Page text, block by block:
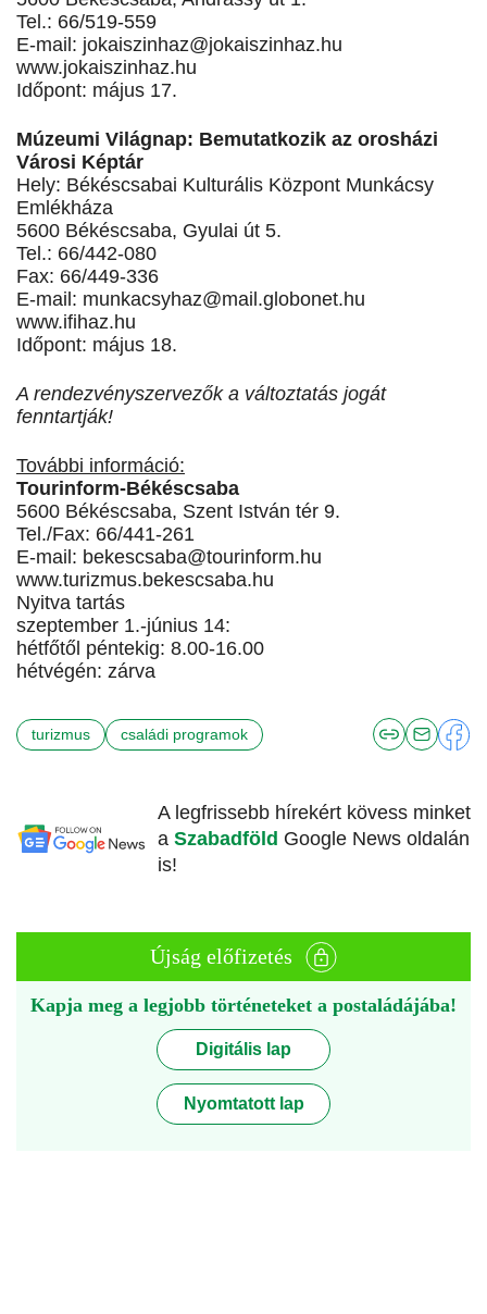
Tel.: 66/519-559
E-mail: jokaiszinhaz@jokaiszinhaz.hu
www.jokaiszinhaz.hu
Időpont: május 17.
Múzeumi Világnap: Bemutatkozik az orosházi
Városi Képtár
Hely: Békéscsabai Kulturális Központ Munkácsy
Emlékháza
5600 Békéscsaba, Gyulai út 5.
Tel.: 66/442-080
Fax: 66/449-336
E-mail: munkacsyhaz@mail.globonet.hu
www.ifihaz.hu
Időpont: május 18.
A rendezvényszervezők a változtatás jogát
fenntartják!
További információ:
Tourinform-Békéscsaba
5600 Békéscsaba, Szent István tér 9.
Tel./Fax: 66/441-261
E-mail: bekescsaba@tourinform.hu
www.turizmus.bekescsaba.hu
Nyitva tartás
szeptember 1.-június 14:
hétfőtől péntekig: 8.00-16.00
hétvégén: zárva
turizmus családi programok
A legfrissebb hírekért kövess minket
a Szabadföld Google News oldalán
is!
Újság előfizetés
Kapja meg a legjobb történeteket a postaládájába!
Digitális lap
Nyomtatott lap